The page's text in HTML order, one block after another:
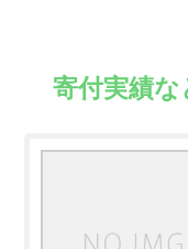
寄付実績な